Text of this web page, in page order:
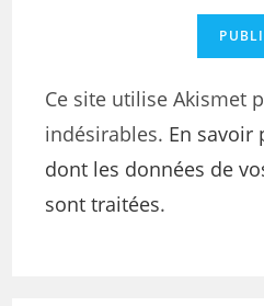
Ce site utilise Akismet
indésirables. En savoir
dont les données de
sont traitées.